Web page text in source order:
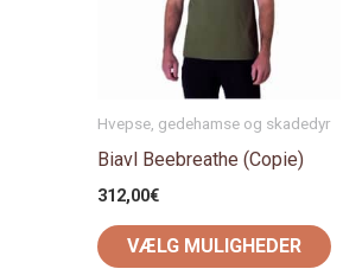
Hvepse, gedehamse og skadedyr
Biavl Beebreathe (Copie)
312,00€
VÆLG MULIGHEDER